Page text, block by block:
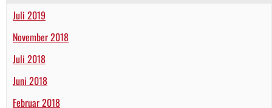
Juli 2019
November 2018
Juli 2018
Juni 2018
Februar 2018